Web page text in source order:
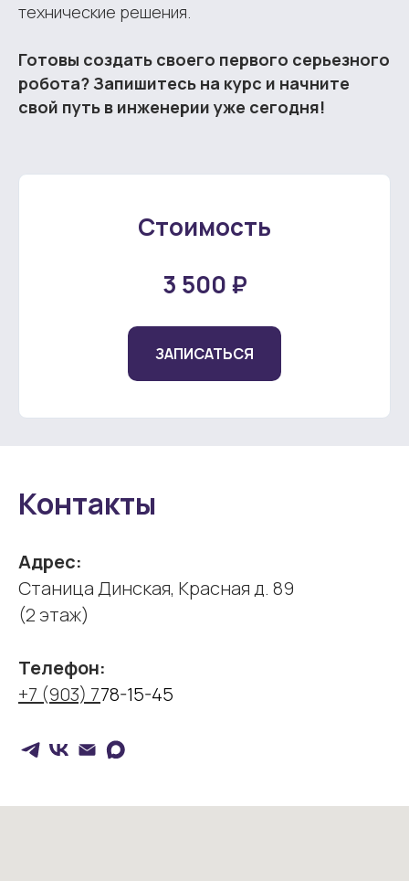
технические решения.
Готовы создать своего первого серьезного
робота? Запишитесь на курс и начните
свой путь в инженерии уже сегодня!
Стоимость
3 500 ₽
ЗАПИСАТЬСЯ
Контакты
Адрес:
Cтаница Динская, Красная д. 89
(2 этаж)
Телефон:
+7 (903) 778-15-45